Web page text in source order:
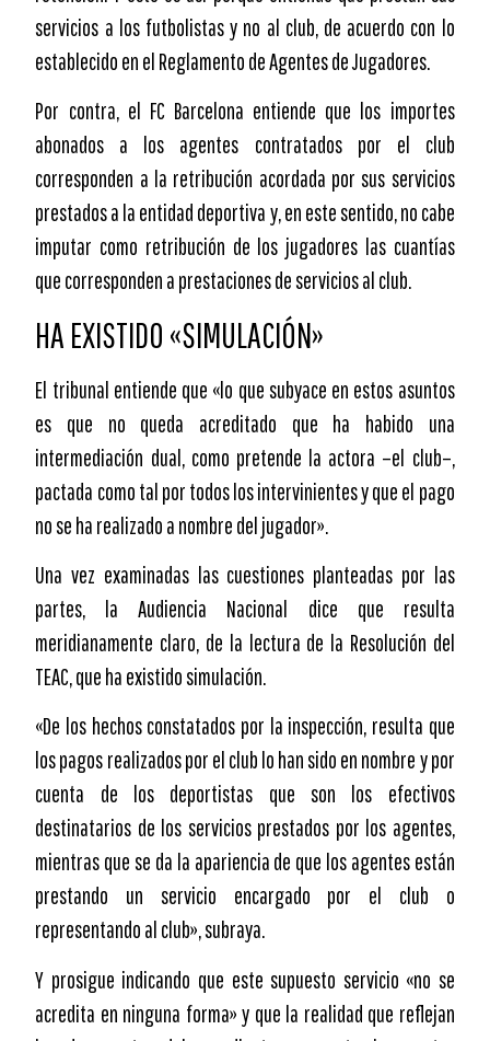
servicios a los futbolistas y no al club, de acuerdo con lo
establecido en el Reglamento de Agentes de Jugadores.
Por contra, el FC Barcelona entiende que los importes
abonados a los agentes contratados por el club
corresponden a la retribución acordada por sus servicios
prestados a la entidad deportiva y, en este sentido, no cabe
imputar como retribución de los jugadores las cuantías
que corresponden a prestaciones de servicios al club.
HA EXISTIDO «SIMULACIÓN»
El tribunal entiende que «lo que subyace en estos asuntos
es que no queda acreditado que ha habido una
intermediación dual, como pretende la actora –el club–,
pactada como tal por todos los intervinientes y que el pago
no se ha realizado a nombre del jugador».
Una vez examinadas las cuestiones planteadas por las
partes, la Audiencia Nacional dice que resulta
meridianamente claro, de la lectura de la Resolución del
TEAC, que ha existido simulación.
«De los hechos constatados por la inspección, resulta que
los pagos realizados por el club lo han sido en nombre y por
cuenta de los deportistas que son los efectivos
destinatarios de los servicios prestados por los agentes,
mientras que se da la apariencia de que los agentes están
prestando un servicio encargado por el club o
representando al club», subraya.
Y prosigue indicando que este supuesto servicio «no se
acredita en ninguna forma» y que la realidad que reflejan